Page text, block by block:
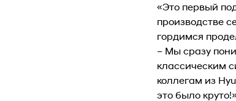
«Это первый
производстве
гордимся
– Мы сразу
классическим
коллегам из
это было